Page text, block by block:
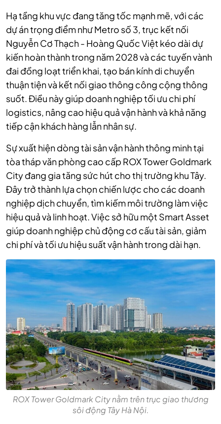
Hạ tầng khu vực đang tăng tốc mạnh mẽ, với các
dự án trọng điểm như Metro số 3, trục kết nối
Nguyễn Cơ Thạch - Hoàng Quốc Việt kéo dài dự
kiến hoàn thành trong năm 2028 và các tuyến vành
đai đồng loạt triển khai, tạo bán kính di chuyển
thuận tiện và kết nối giao thông công cộng thông
suốt. Điều này giúp doanh nghiệp tối ưu chi phí
logistics, nâng cao hiệu quả vận hành và khả năng
tiếp cận khách hàng lẫn nhân sự.
Sự xuất hiện dòng tài sản vận hành thông minh tại
tòa tháp văn phòng cao cấp ROX Tower Goldmark
City đang gia tăng sức hút cho thị trường khu Tây.
Đây trở thành lựa chọn chiến lược cho các doanh
nghiệp dịch chuyển, tìm kiếm môi trường làm việc
hiệu quả và linh hoạt. Việc sở hữu một Smart Asset
giúp doanh nghiệp chủ động cơ cấu tài sản, giảm
chi phí và tối ưu hiệu suất vận hành trong dài hạn.
ROX Tower Goldmark City nằm trên trục giao thương
sôi động Tây Hà Nội.